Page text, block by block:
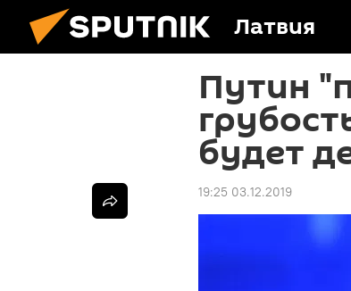
Латвия
Путин
будет
19:25 03.12.2019